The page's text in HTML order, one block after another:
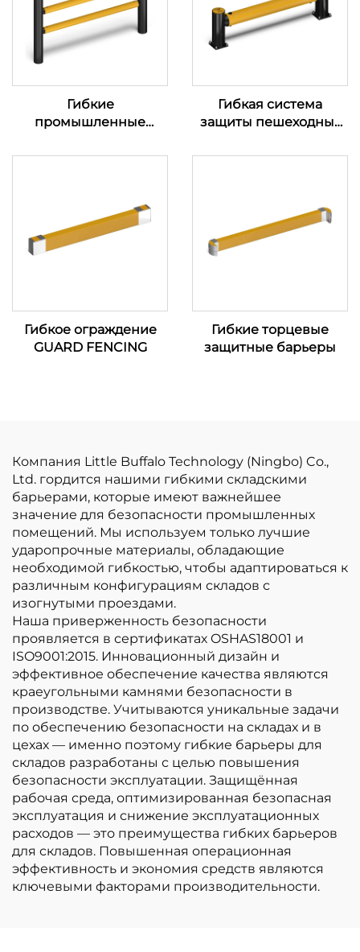
Гибкие
промышленные
Гибкая система
защиты пешеходных
Гибкое ограждение
GUARD FENCING
Гибкие торцевые
защитные барьеры
Компания Little Buffalo Technology (Ningbo) Co.,
Ltd. гордится нашими гибкими складскими
барьерами, которые имеют важнейшее
значение для безопасности промышленных
помещений. Мы используем только лучшие
ударопрочные материалы, обладающие
необходимой гибкостью, чтобы адаптироваться к
различным конфигурациям складов с
изогнутыми проездами.
Наша приверженность безопасности
проявляется в сертификатах OSHAS18001 и
ISO9001:2015. Инновационный дизайн и
эффективное обеспечение качества являются
краеугольными камнями безопасности в
производстве. Учитываются уникальные задачи
по обеспечению безопасности на складах и в
цехах — именно поэтому гибкие барьеры для
складов разработаны с целью повышения
безопасности эксплуатации. Защищённая
рабочая среда, оптимизированная безопасная
эксплуатация и снижение эксплуатационных
расходов — это преимущества гибких барьеров
для складов. Повышенная операционная
эффективность и экономия средств являются
ключевыми факторами производительности.